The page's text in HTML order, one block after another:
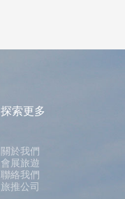
探索更多
關於我們
會展旅遊
聯絡我們
旅推公司